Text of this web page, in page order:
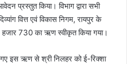
प्रस्तुत किया। विभाग द्वारा सभी
वित्त एवं विकास निगम, रायपुर के
730 का ऋण स्वीकृत किया गया।
इस ऋण से श्री निलहर को ई-रिक्शा